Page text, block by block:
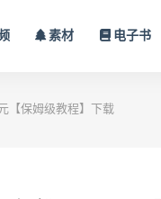
素材 电子书
【保姆级教程】下载